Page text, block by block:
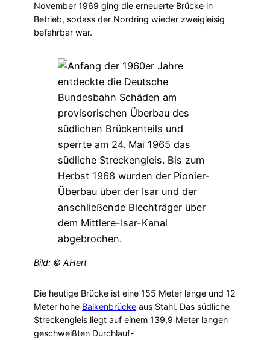
November 1969 ging die erneuerte Brücke in
Betrieb, sodass der Nordring wieder zweigleisig
befahrbar war.
Bild: © AHert
Die heutige Brücke ist eine 155 Meter lange und 12
Meter hohe Balkenbrücke aus Stahl. Das südliche
Streckengleis liegt auf einem 139,9 Meter langen
geschweißten Durchlauf-